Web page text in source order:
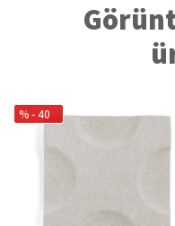
% - 40